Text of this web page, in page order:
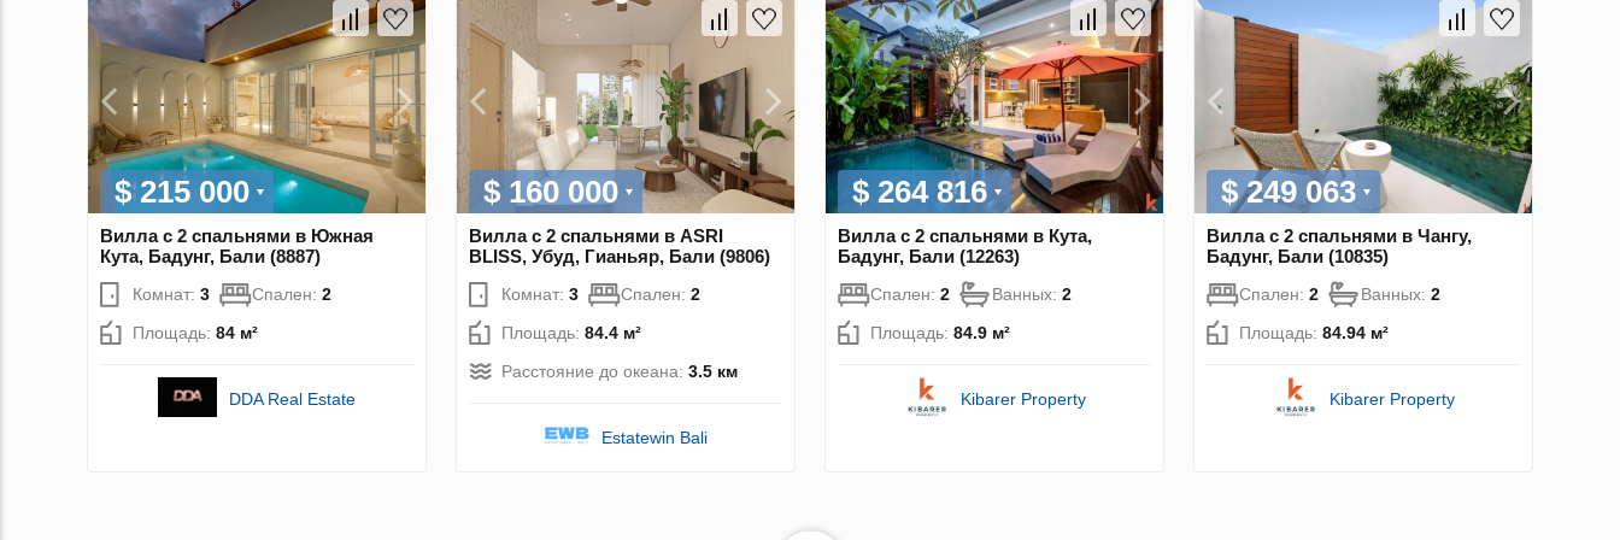
$ 215 000
Вилла с 2 спальнями в Южная
Кута, Бадунг, Бали (8887)
Комнат: 3 Спален: 2
Площадь: 84 м²
DDA Real Estate
$ 160 000
Вилла с 2 спальнями в ASRI
BLISS, Убуд, Гианьяр, Бали (9806)
Комнат: 3 Спален: 2
Площадь: 84.4 м²
Расстояние до океана: 3.5 км
Estatewin Bali
$ 264 816
Вилла с 2 спальнями в Кута,
Бадунг, Бали (12263)
Спален: 2 Ванных: 2
Площадь: 84.9 м²
Kibarer Property
$ 249 063
Вилла с 2 спальнями в Чангу,
Бадунг, Бали (10835)
Спален: 2 Ванных: 2
Площадь: 84.94 м²
Kibarer Property